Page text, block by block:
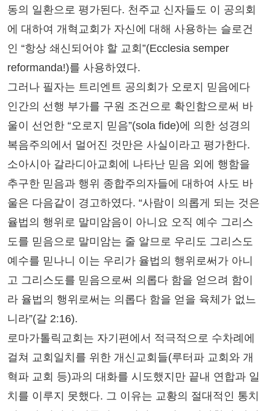
동의 일환으로 평가된다. 천주교 신자들도 이 공의회
에 대하여 개혁교회가 자신에 대해 사용하는 슬로건
인 “항상 쇄신되어야 할 교회”(Ecclesia semper
reformanda!)를 사용하였다.
그러나 필자는 트리엔트 공의회가 오로지 믿음에다
인간의 선행 부가를 구원 조건으로 확인함으로써 바
울이 선언한 “오로지 믿음”(sola fide)에 의한 성경의
복음주의에서 멀어진 것만은 사실이라고 평가한다.
소아시아 갈라디아교회에 나타난 믿음 외에 행함을
추구한 믿음과 행위 종합주의자들에 대하여 사도 바
울은 다음같이 경고하였다. “사람이 의롭게 되는 것은
율법의 행위로 말미암음이 아니요 오직 예수 그리스
도를 믿음으로 말미암는 줄 알므로 우리도 그리스도
예수를 믿나니 이는 우리가 율법의 행위로써가 아니
고 그리스도를 믿음으로써 의롭다 함을 얻으려 함이
라 율법의 행위로써는 의롭다 함을 얻을 육체가 없느
니라”(갈 2:16).
로마가톨릭교회는 자기편에서 적극적으로 수차례에
걸쳐 교회일치를 위한 개신교회들(루터파 교회와 개
혁파 교회 등)과의 대화를 시도했지만 끝내 연합과 일
치를 이루지 못했다. 그 이유는 교황의 절대적인 통치